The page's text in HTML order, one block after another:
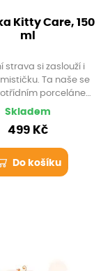
Kitty Care, 150
ml
strava si zaslouží i
Ta naše se
porcelánem,
dlouho a jen tak se
do interiérů.
Skladem
499 Kč
Do košíku